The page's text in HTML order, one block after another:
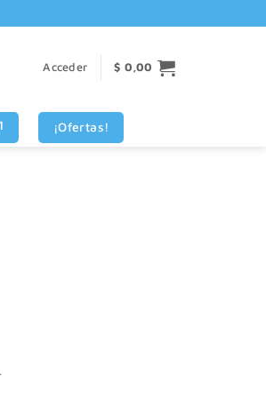
CUOTAS SIN INTERES VISA - MASTERCARD
Acceder $ 0,00
¡Ofertas!